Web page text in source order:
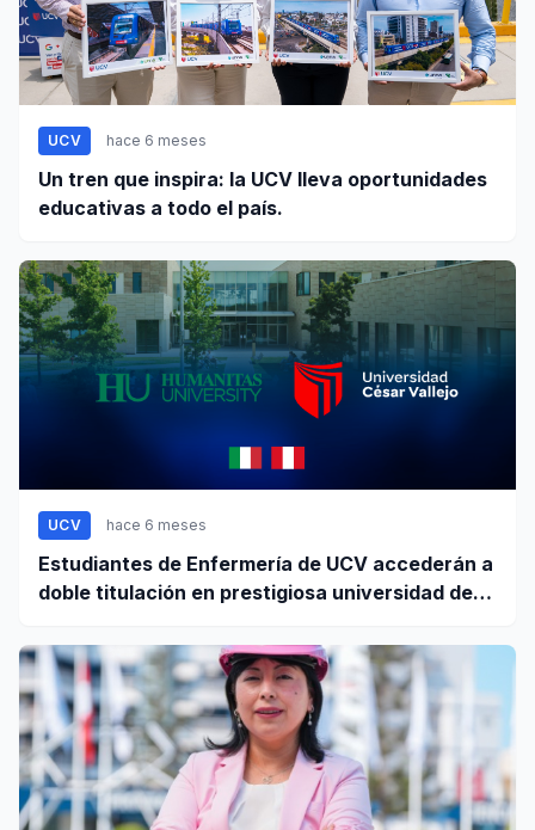
UCV hace 6 meses
Un tren que inspira: la UCV lleva oportunidades
educativas a todo el país.
UCV hace 6 meses
Estudiantes de Enfermería de UCV accederán a
doble titulación en prestigiosa universidad de